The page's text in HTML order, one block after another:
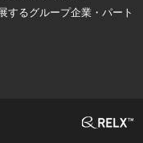
するグループ企業・パート